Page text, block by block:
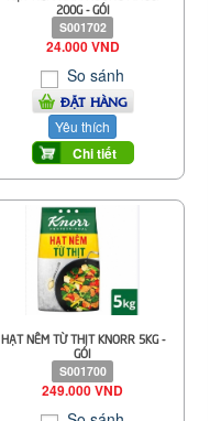
200G - GÓI
S001702
24.000 VND
So sánh
ĐẶT HÀNG
Yêu thích
Chi tiết
HẠT NÊM TỪ THỊT KNORR 5KG -
GÓI
S001700
249.000 VND